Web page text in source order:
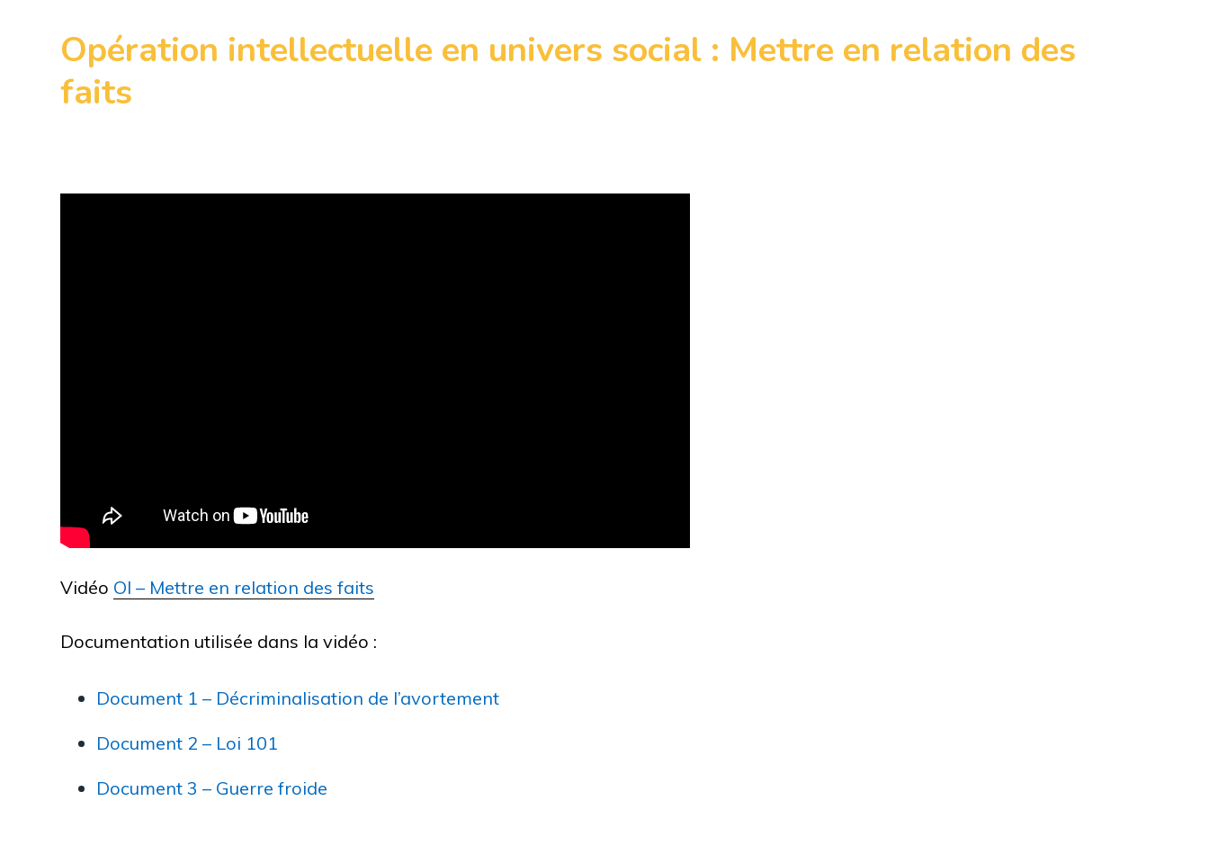
Opération intellectuelle en univers social : Mettre en relation des
faits
Vidéo OI – Mettre en relation des faits
Documentation utilisée dans la vidéo :
Document 1 – Décriminalisation de l’avortement
Document 2 – Loi 101
Document 3 – Guerre froide